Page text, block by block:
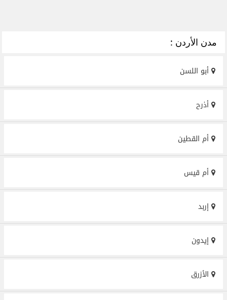
مدن الأردن :
أبو اللسن
أذرح
أم القطين
أم قيس
إربد
إيدون
الأزرق